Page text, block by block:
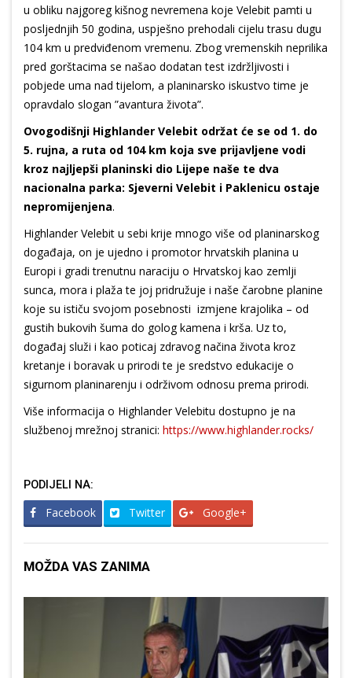
u obliku najgoreg kišnog nevremena koje Velebit pamti u
posljednjih 50 godina, uspješno prehodali cijelu trasu dugu
104 km u predviđenom vremenu. Zbog vremenskih neprilika
pred gorštacima se našao dodatan test izdržljivosti i
pobjede uma nad tijelom, a planinarsko iskustvo time je
opravdalo slogan ”avantura života”.
Ovogodišnji Highlander Velebit održat će se od 1. do
5. rujna, a ruta od 104 km koja sve prijavljene vodi
kroz najljepši planinski dio Lijepe naše te dva
nacionalna parka: Sjeverni Velebit i Paklenicu ostaje
nepromijenjena.
Highlander Velebit u sebi krije mnogo više od planinarskog
događaja, on je ujedno i promotor hrvatskih planina u
Europi i gradi trenutnu naraciju o Hrvatskoj kao zemlji
sunca, mora i plaža te joj pridružuje i naše čarobne planine
koje su ističu svojom posebnosti izmjene krajolika – od
gustih bukovih šuma do golog kamena i krša. Uz to,
događaj služi i kao poticaj zdravog načina života kroz
kretanje i boravak u prirodi te je sredstvo edukacije o
sigurnom planinarenju i održivom odnosu prema prirodi.
Više informacija o Highlander Velebitu dostupno je na
službenoj mrežnoj stranici: https://www.highlander.rocks/
PODIJELI NA:
Facebook Twitter Google+
MOŽDA VAS ZANIMA